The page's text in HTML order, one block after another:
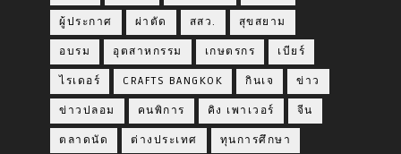
ผู้ประกาศ ผ่าตัด สสว. สุขสยาม
อบรม อุตสาหกรรม เกษตรกร เบียร์
ไรเดอร์ CRAFTS BANGKOK กินเจ ข่าว
ข่าวปลอม คนพิการ คิง เพาเวอร์ จีน
ตลาดนัด ต่างประเทศ ทุนการศึกษา